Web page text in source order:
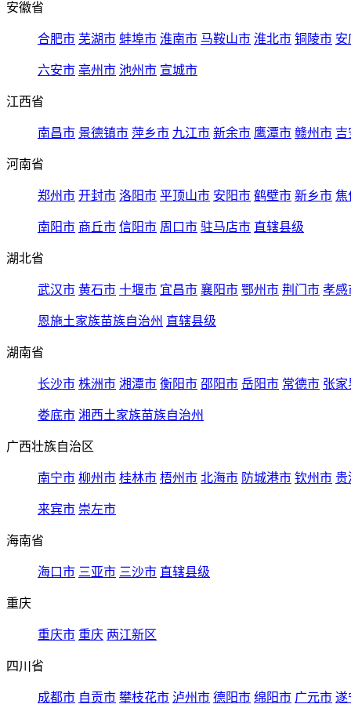
安徽省
合肥市 芜湖市 蚌埠市 淮南市 马鞍山市 淮北市 铜陵市 安
六安市 亳州市 池州市 宣城市
江西省
南昌市 景德镇市 萍乡市 九江市 新余市 鹰潭市 赣州市 吉
河南省
郑州市 开封市 洛阳市 平顶山市 安阳市 鹤壁市 新乡市 焦
南阳市 商丘市 信阳市 周口市 驻马店市 直辖县级
湖北省
武汉市 黄石市 十堰市 宜昌市 襄阳市 鄂州市 荆门市 孝感
恩施土家族苗族自治州 直辖县级
湖南省
长沙市 株洲市 湘潭市 衡阳市 邵阳市 岳阳市 常德市 张家
娄底市 湘西土家族苗族自治州
广西壮族自治区
南宁市 柳州市 桂林市 梧州市 北海市 防城港市 钦州市 贵
来宾市 崇左市
海南省
海口市 三亚市 三沙市 直辖县级
重庆
重庆市 重庆 两江新区
四川省
成都市 自贡市 攀枝花市 泸州市 德阳市 绵阳市 广元市 遂